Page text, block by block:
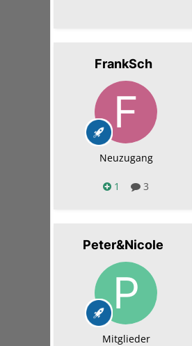
FrankSch
Neuzugang
1 3
Peter&Nicole
Mitglieder